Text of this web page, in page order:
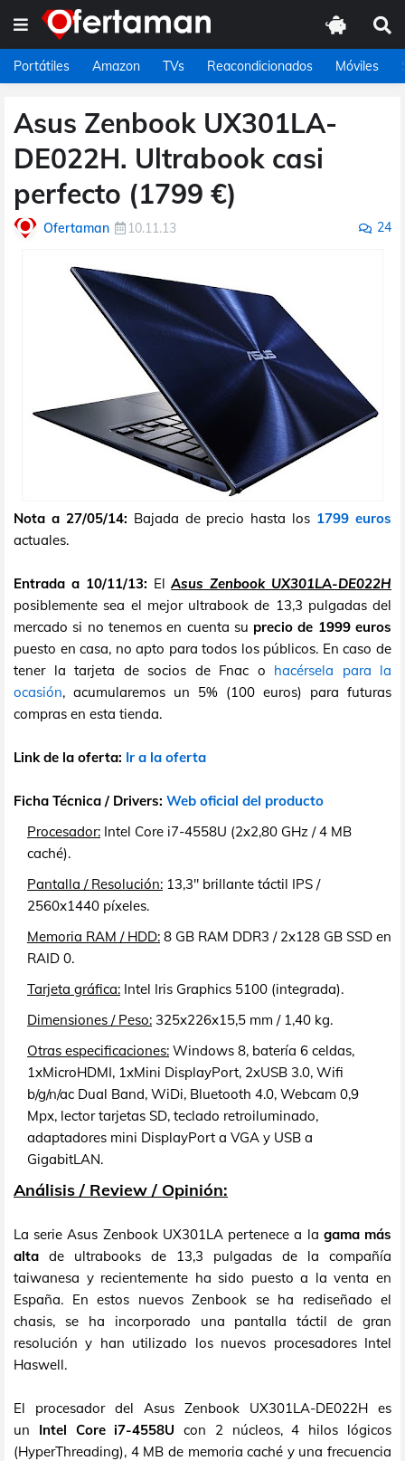
Portátiles Amazon TVs Reacondicionados Móviles
Asus Zenbook UX301LA-
DE022H. Ultrabook casi
perfecto (1799 €)
Ofertaman 10.11.13 24
Nota a 27/05/14: Bajada de precio hasta los 1799 euros
actuales.
Entrada a 10/11/13: ElAsus Zenbook UX301LA-DE022H
posiblemente sea el mejor ultrabook de 13,3 pulgadas del
mercado si no tenemos en cuenta su precio de 1999 euros
puesto en casa, no apto para todos los públicos. En caso de
tener la tarjeta de socios de Fnac o hacérsela para la
ocasión, acumularemos un 5% (100 euros) para futuras
compras en esta tienda.
Link de la oferta: Ir a la oferta
Ficha Técnica / Drivers: Web oficial del producto
Procesador: Intel Core i7-4558U (2x2,80 GHz / 4 MB
caché).
Pantalla / Resolución: 13,3" brillante táctil IPS /
2560x1440 píxeles.
Memoria RAM / HDD: 8 GB RAM DDR3 / 2x128 GB SSD en
RAID 0.
Tarjeta gráfica: Intel Iris Graphics 5100 (integrada).
Dimensiones / Peso: 325x226x15,5 mm / 1,40 kg.
Otras especificaciones: Windows 8, batería 6 celdas,
1xMicroHDMI, 1xMini DisplayPort, 2xUSB 3.0, Wifi
b/g/n/ac Dual Band, WiDi, Bluetooth 4.0, Webcam 0,9
Mpx, lector tarjetas SD, teclado retroiluminado,
adaptadores mini DisplayPort a VGA y USB a
GigabitLAN.
Análisis / Review / Opinión:
La serie Asus Zenbook UX301LA pertenece a la gama más
alta de ultrabooks de 13,3 pulgadas de la compañía
taiwanesa y recientemente ha sido puesto a la venta en
España. En estos nuevos Zenbook se ha rediseñado el
chasis, se ha incorporado una pantalla táctil de gran
resolución y han utilizado los nuevos procesadores Intel
Haswell.
El procesador del Asus Zenbook UX301LA-DE022H es
un Intel Core i7-4558U con 2 núcleos, 4 hilos lógicos
(HyperThreading), 4 MB de memoria caché y una frecuencia